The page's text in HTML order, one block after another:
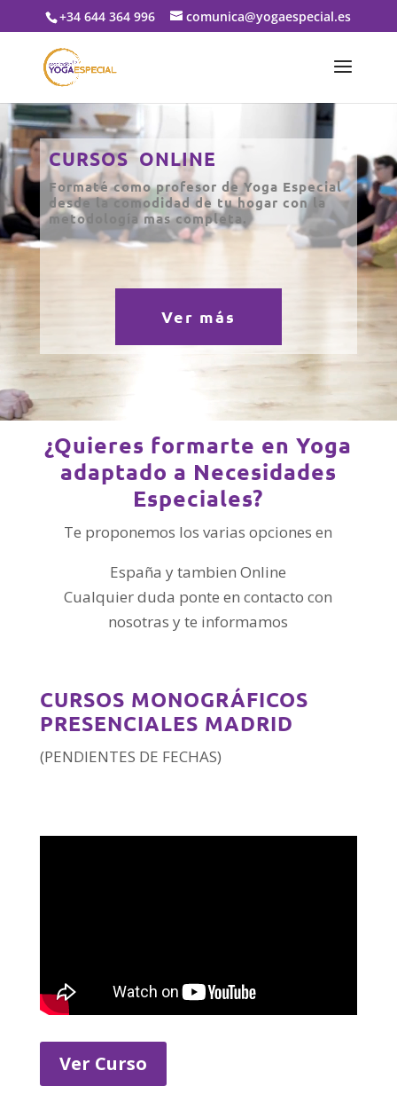
+34 644 364 996 comunica@yogaespecial.es
Reproductor
de
vídeo
CURSOS ONLINE
Formaté como profesor de Yoga Especial
desde la comodidad de tu hogar con la
metodología mas completa.
Ver más
¿Quieres formarte en Yoga
adaptado a Necesidades
Especiales?
Te proponemos los varias opciones en
España y tambien Online
Cualquier duda ponte en contacto con
nosotras y te informamos
CURSOS MONOGRÁFICOS
PRESENCIALES MADRID
(PENDIENTES DE FECHAS)
Ver Curso